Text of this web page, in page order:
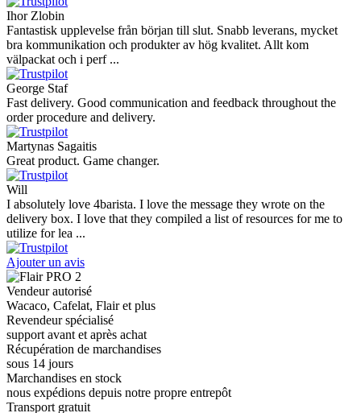
Ihor Zlobin
Fantastisk upplevelse från början till slut. Snabb leverans, mycket
bra kommunikation och produkter av hög kvalitet. Allt kom
välpackat och i perf ...
George Staf
Fast delivery. Good communication and feedback throughout the
order procedure and delivery.
Martynas Sagaitis
Great product. Game changer.
Will
I absolutely love 4barista. I love the message they wrote on the
delivery box. I love that they compiled a list of resources for me to
utilize for lea ...
Ajouter un avis
Vendeur autorisé
Wacaco, Cafelat, Flair et plus
Revendeur spécialisé
support avant et après achat
Récupération de marchandises
sous 14 jours
Marchandises en stock
nous expédions depuis notre propre entrepôt
Transport gratuit